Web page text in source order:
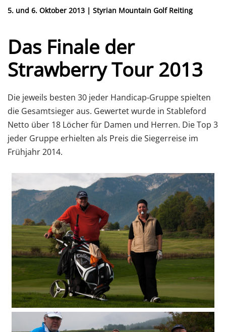
5. und 6. Oktober 2013 | Styrian Mountain Golf Reiting
Das Finale der
Strawberry Tour 2013
Die jeweils besten 30 jeder Handicap-Gruppe spielten
die Gesamtsieger aus. Gewertet wurde in Stableford
Netto über 18 Löcher für Damen und Herren. Die Top 3
jeder Gruppe erhielten als Preis die Siegerreise im
Frühjahr 2014.